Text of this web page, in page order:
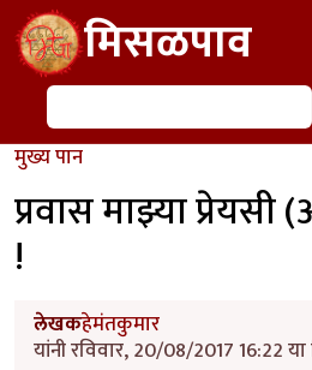
Skip to main contentमिसळपाव
शोध
मुख्य पान
प्रवास माझ्या प्रेयसी
!
लेखकहेमंतकुमार
यांनी रविवार, 20/08/2017 16:22